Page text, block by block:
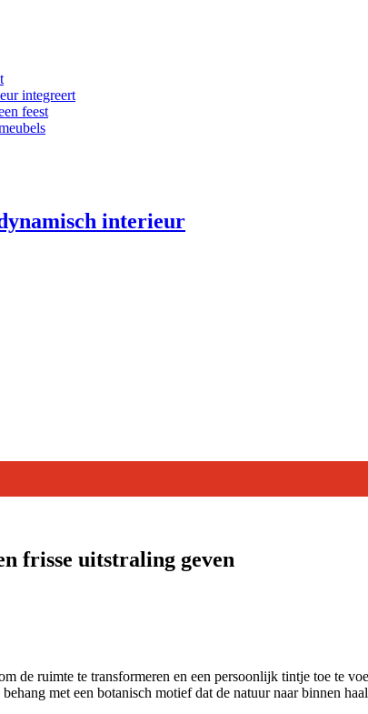
integreert
feest
interieur
frisse uitstraling geven
de ruimte te transformeren en een persoonlijk tintje toe te
met een botanisch motief dat de natuur naar binnen